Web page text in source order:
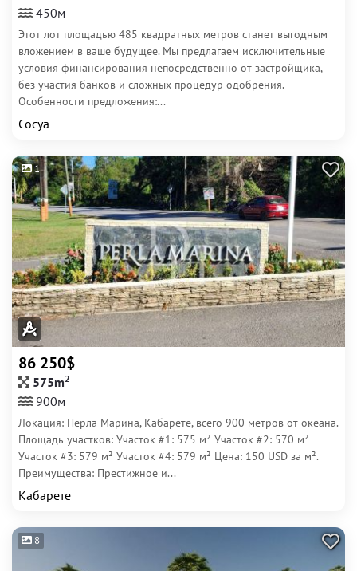
450м
Этот лот площадью 485 квадратных метров станет выгодным
вложением в ваше будущее. Мы предлагаем исключительные
условия финансирования непосредственно от застройщика,
без участия банков и сложных процедур одобрения.
Особенности предложения:...
Сосуа
1
86 250$
575m2
900м
Локация: Перла Марина, Кабарете, всего 900 метров от океана.
Площадь участков: Участок #1: 575 м² Участок #2: 570 м²
Участок #3: 579 м² Участок #4: 579 м² Цена: 150 USD за м².
Преимущества: Престижное и...
Кабарете
8